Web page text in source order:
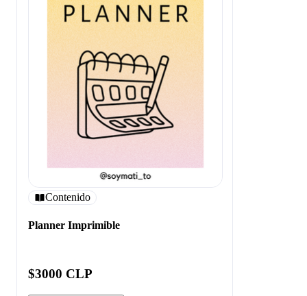
Contenido
Planner Imprimible
$3000 CLP